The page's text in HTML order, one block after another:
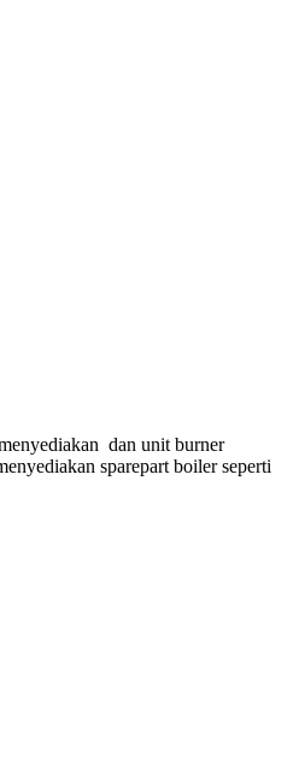
dan unit burner
sparepart boiler seperti